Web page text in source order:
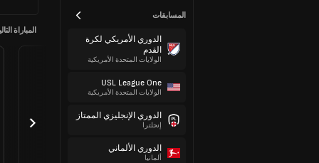
المسابقات
الدوري الأمريكي لكرة
القدم
الولايات المتحدة الأمريكية
USL League One
الولايات المتحدة الأمريكية
الدوري الإنجليزي الممتاز
إنجلترا
الدوري الألماني
ألمانيا
المباراة